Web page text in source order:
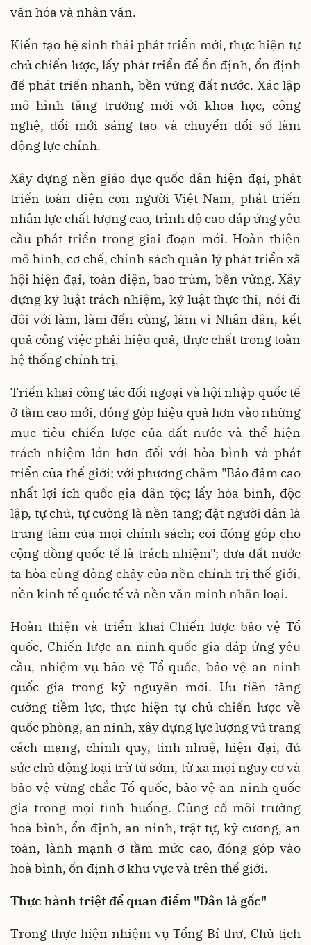
văn hóa và nhân văn.
Kiến tạo hệ sinh thái phát triển mới, thực hiện tự
chủ chiến lược, lấy phát triển để ổn định, ổn định
để phát triển nhanh, bền vững đất nước. Xác lập
mô hình tăng trưởng mới với khoa học, công
nghệ, đổi mới sáng tạo và chuyển đổi số làm
động lực chính.
Xây dựng nền giáo dục quốc dân hiện đại, phát
triển toàn diện con người Việt Nam, phát triển
nhân lực chất lượng cao, trình độ cao đáp ứng yêu
cầu phát triển trong giai đoạn mới. Hoàn thiện
mô hình, cơ chế, chính sách quản lý phát triển xã
hội hiện đại, toàn diện, bao trùm, bền vững. Xây
dựng kỷ luật trách nhiệm, kỷ luật thực thi, nói đi
đôi với làm, làm đến cùng, làm vì Nhân dân, kết
quả công việc phải hiệu quả, thực chất trong toàn
hệ thống chính trị.
Triển khai công tác đối ngoại và hội nhập quốc tế
ở tầm cao mới, đóng góp hiệu quả hơn vào những
mục tiêu chiến lược của đất nước và thể hiện
trách nhiệm lớn hơn đối với hòa bình và phát
triển của thế giới; với phương châm "Bảo đảm cao
nhất lợi ích quốc gia dân tộc; lấy hòa bình, độc
lập, tự chủ, tự cường là nền tảng; đặt người dân là
trung tâm của mọi chính sách; coi đóng góp cho
cộng đồng quốc tế là trách nhiệm"; đưa đất nước
ta hòa cùng dòng chảy của nền chính trị thế giới,
nền kinh tế quốc tế và nền văn minh nhân loại.
Hoàn thiện và triển khai Chiến lược bảo vệ Tổ
quốc, Chiến lược an ninh quốc gia đáp ứng yêu
cầu, nhiệm vụ bảo vệ Tổ quốc, bảo vệ an ninh
quốc gia trong kỷ nguyên mới. Ưu tiên tăng
cường tiềm lực, thực hiện tự chủ chiến lược về
quốc phòng, an ninh, xây dựng lực lượng vũ trang
cách mạng, chính quy, tinh nhuệ, hiện đại, đủ
sức chủ động loại trừ từ sớm, từ xa mọi nguy cơ và
bảo vệ vững chắc Tổ quốc, bảo vệ an ninh quốc
gia trong mọi tình huống. Củng cố môi trường
hoà bình, ổn định, an ninh, trật tự, kỷ cương, an
toàn, lành mạnh ở tầm mức cao, đóng góp vào
hoà bình, ổn định ở khu vực và trên thế giới.
Thực hành triệt để quan điểm "Dân là gốc"
Trong thực hiện nhiệm vụ Tổng Bí thư, Chủ tịch